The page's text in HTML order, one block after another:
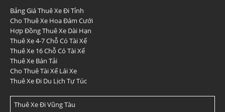
Bảng Giá Thuê Xe Đi Tỉnh
Cho Thuê Xe Hoa Đám Cưới
Hợp Đồng Thuê Xe Dài Hạn
Thuê Xe 4-7 Chỗ Có Tài Xế
Thuê Xe 16 Chỗ Có Tài Xế
Thuê Xe Bán Tải
Cho Thuê Tài Xế Lái Xe
Thuê Xe Đi Du Lịch Tự Túc
Thuê Xe Đi Vũng Tàu